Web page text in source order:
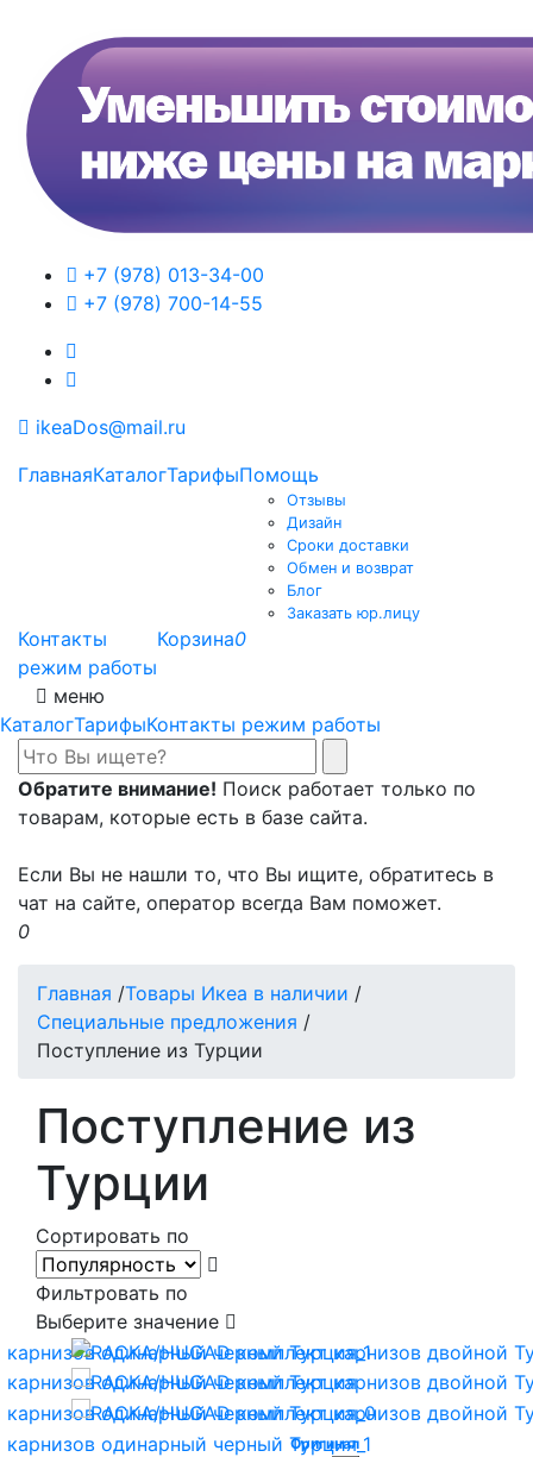
+7 (978) 013-34-00
+7 (978) 700-14-55
ikeaDos@mail.ru
ГлавнаяКаталогТарифыПомощь
Отзывы
Дизайн
Сроки доставки
Обмен и возврат
Блог
Заказать юр.лицу
Контакты
режим работы
Корзина0
меню
КаталогТарифыКонтакты режим работы
Обратите внимание! Поиск работает только по
товарам, которые есть в базе сайта.
Если Вы не нашли то, что Вы ищите, обратитесь в
чат на сайте, оператор всегда Вам поможет.
0
Главная /Товары Икеа в наличии /
Специальные предложения /
Поступление из Турции
Поступление из
Турции
Сортировать по
Фильтровать по
Выберите значение
Оригинал